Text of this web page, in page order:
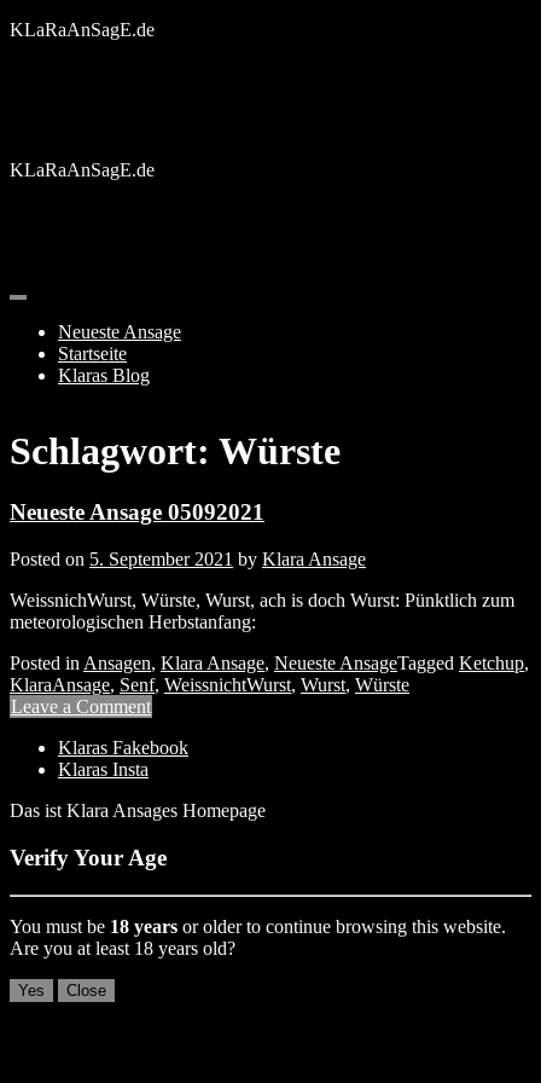
Skip
KLaRaAnSagE.de
KLaRaAnSagE.de
Neueste Ansage
Startseite
Klaras Blog
Schlagwort: Würste
Neueste Ansage 05092021
Posted on 5. September 2021 by Klara Ansage
WeissnichWurst, Würste, Wurst, ach is doch Wurst: Pünktlich zum
meteorologischen Herbstanfang:
Posted in Ansagen, Klara Ansage, Neueste AnsageTagged Ketchup,
KlaraAnsage, Senf, WeissnichtWurst, Wurst, Würste
Leave a Comment
Klaras Fakebook
Klaras Insta
Das ist Klara Ansages Homepage
Verify Your Age
You must be 18 years or older to continue browsing this website.
Are you at least 18 years old?
Yes Close